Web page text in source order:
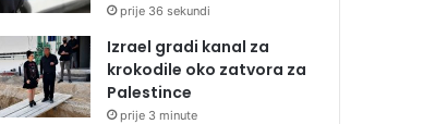
prije 36 sekundi
Izrael gradi kanal za
krokodile oko zatvora za
Palestince
prije 3 minute